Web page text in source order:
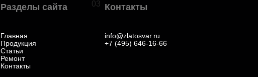
Разделы сайта
Главная
Продукция
Статьи
Ремонт
Контакты
03 Контакты
info@zlatosvar.ru
+7 (495) 646-16-66